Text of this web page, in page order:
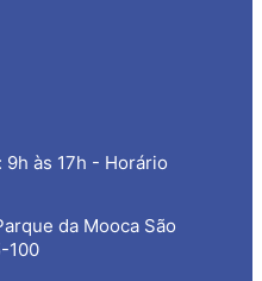
às 17h - Horário
da Mooca São
100